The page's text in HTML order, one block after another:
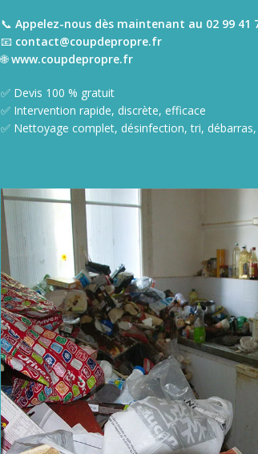
📞 Appelez-nous dès maintenant au 02 99 41
📧 contact@coupdepropre.fr
🌐www.coupdepropre.fr
✅ Devis 100 % gratuit
✅ Intervention rapide, discrète, efficace
✅ Nettoyage complet, désinfection, tri,